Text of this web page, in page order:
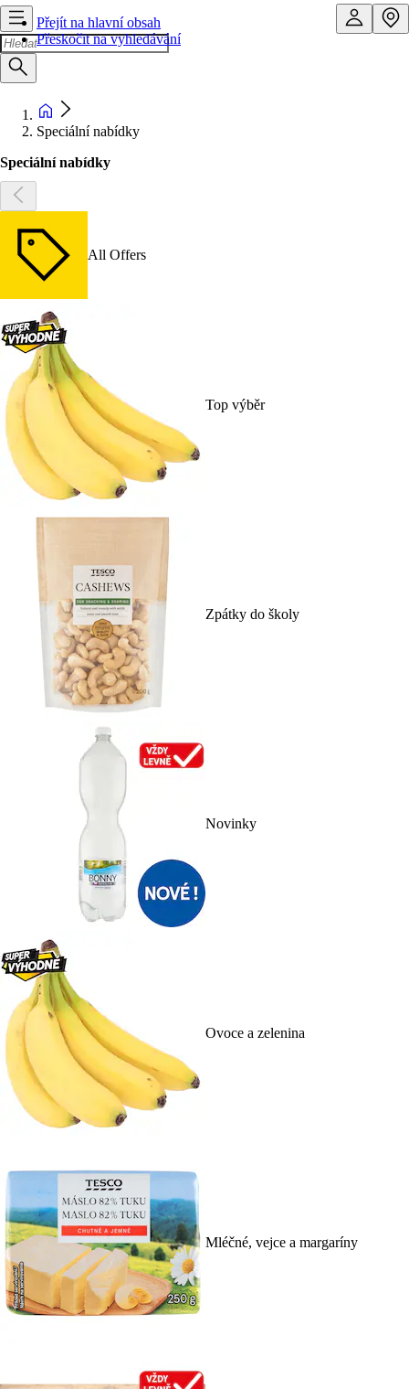
Přejít na hlavní obsah
Přeskočit na vyhledávání
Speciální nabídky
Speciální nabídky
All Offers
Top výběr
Zpátky do školy
Novinky
Ovoce a zelenina
Mléčné, vejce a margaríny